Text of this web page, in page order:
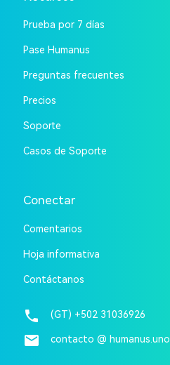
Prueba por 7 días
Pase Humanus
Preguntas frecuentes
Precios
Soporte
Casos de Soporte
Conectar
Comentarios
Hoja informativa
Contáctanos
phone (GT) +502 31036926
email contacto @ humanus.uno